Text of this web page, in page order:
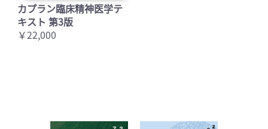
カプラン臨床精神医学テ
キスト 第3版
￥22,000